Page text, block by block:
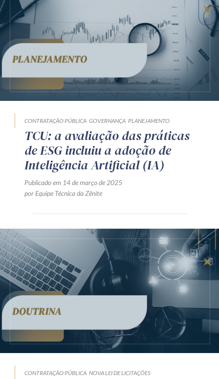
CONTRATAÇÃO PÚBLICA GOVERNANÇA PLANEJAMENTO
TCU: a avaliação das práticas
de ESG incluiu a adoção de
Inteligência Artificial (IA)
Publicado em 14 de março de 2025
por Equipe Técnica da Zênite
CONTRATAÇÃO PÚBLICA NOVA LEI DE LICITAÇÕES